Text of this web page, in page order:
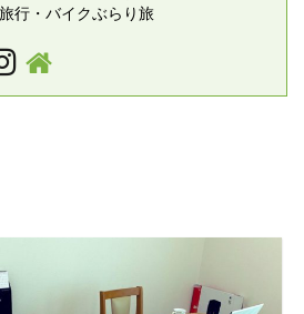
行・バイクぶらり旅